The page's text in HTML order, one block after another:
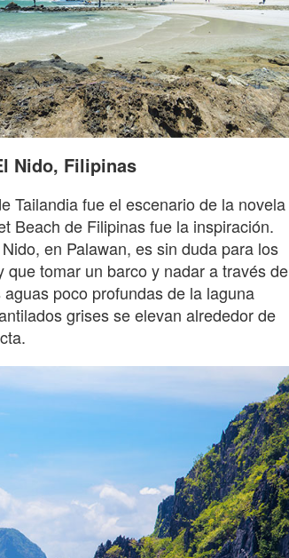
Nido, Filipinas
Tailandia fue el escenario de la novela
Beach de Filipinas fue la inspiración.
en Palawan, es sin duda para los
tomar un barco y nadar a través de
poco profundas de la laguna
grises se elevan alrededor de